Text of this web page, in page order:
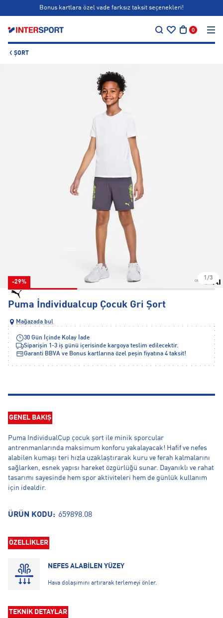
Bonus kartlara özel vade farksız taksit seçenekleri!
0
ŞORT
-29%
1/3
Puma İndividualcup Çocuk Gri Şort
Mağazada bul
30 Gün İçinde Kolay İade
Siparişin 1-3 iş günü içerisinde kargoya teslim edilecektir.
Garanti BBVA ve Bonus kartlarına özel peşin fiyatına 4 taksit!
GENEL BAKIŞ
Puma IndividualCup çocuk şort ile minik sporcular
antrenmanlarında maksimum konforu yakalayacak! Hafif ve nefes
alabilen kumaşı teri hızla uzaklaştırarak kuru ve ferah kalmalarını
sağlarken, esnek yapısı hareket özgürlüğü sunar. Dayanıklı ve rahat
tasarımı sayesinde hem spor aktiviteleri hem de günlük kullanım
için idealdir.
ÜRÜN KODU: 659898.08
ÖZELLİKLER
NEFES ALABİLEN YÜZEY
Hava dolaşımını artırarak terlemeyi önler.
TEKNİK DETAYLAR